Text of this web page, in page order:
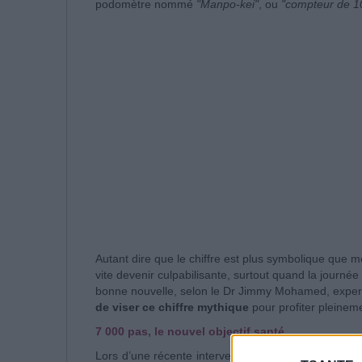
podomètre nommé "Manpo-kei" , ou "compteur de
Autant dire que le chiffre est plus symbolique que
vite devenir culpabilisante, surtout quand la journée
bonne nouvelle, selon le Dr Jimmy Mohamed,
de viser ce chiffre mythique pour profiter
7 000 pas, le nouvel objectif santé
Lors d’une récente intervention sur Le Mag de la